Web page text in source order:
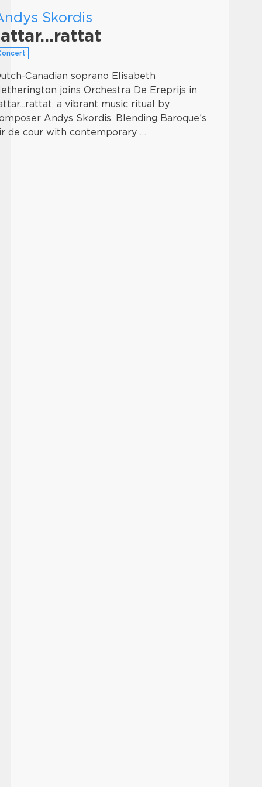
Skordis
Canadian soprano Elisabeth
joins Orchestra De Ereprijs in
a vibrant music ritual by
Andys Skordis. Blending Baroque’s
de cour with contemporary …